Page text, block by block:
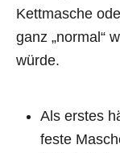
Kettmasche
ganz „normal“
würde.
Als erstes
feste